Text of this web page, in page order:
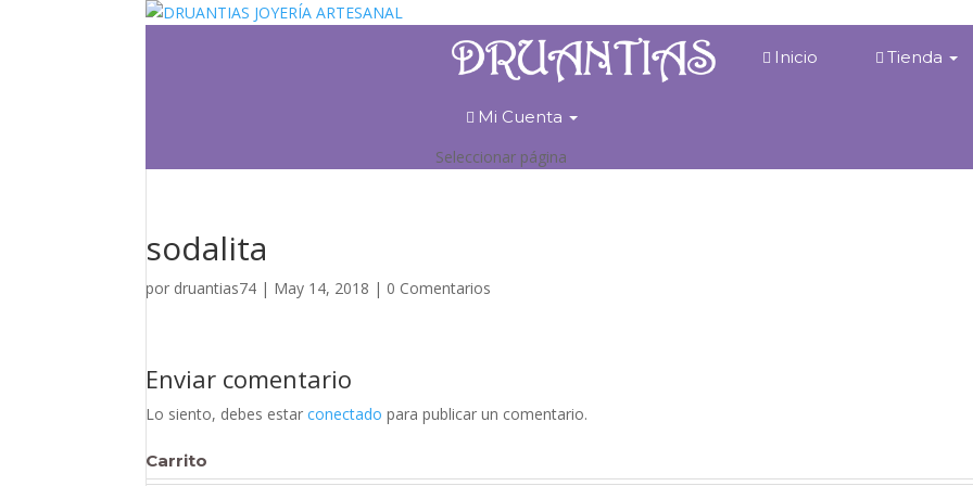
Inicio Tienda
Mi Cuenta
Seleccionar página
sodalita
por druantias74 | May 14, 2018 | 0 Comentarios
Enviar comentario
Lo siento, debes estarconectado para publicar un comentario.
Carrito